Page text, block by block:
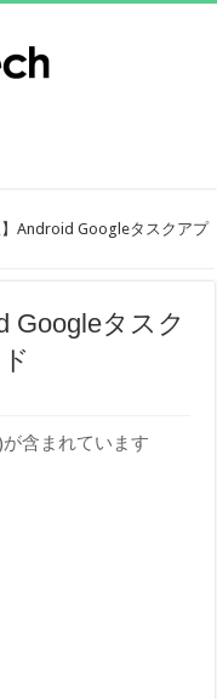
】Android Googleタスクアプ
Googleタスク
含まれています